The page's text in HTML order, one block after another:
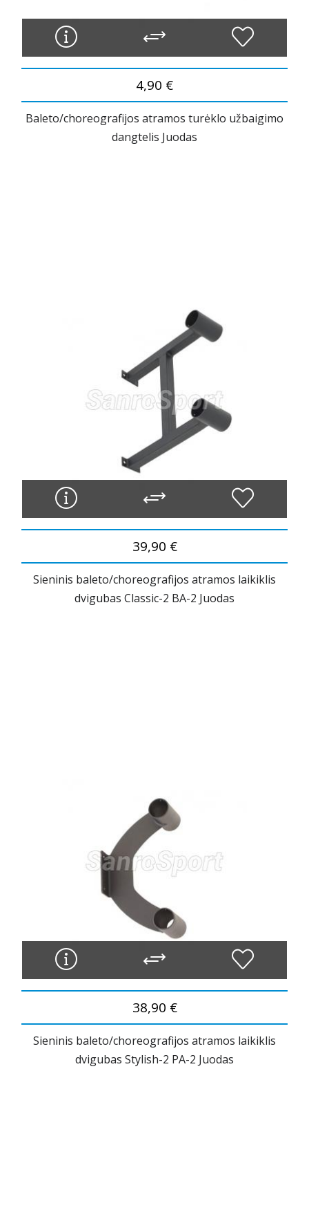
4,90 €
Baleto/choreografijos atramos turėklo užbaigimo
dangtelis Juodas
39,90 €
Sieninis baleto/choreografijos atramos laikiklis
dvigubas Classic-2 BA-2 Juodas
38,90 €
Sieninis baleto/choreografijos atramos laikiklis
dvigubas Stylish-2 PA-2 Juodas